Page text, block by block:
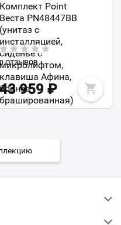
Комплект Point
Веста PN48447BB
(унитаз с
инсталляцией,
сиденье с
микролифтом,
клавиша Афина,
бронза
брашированная)
0 ОТЗЫВОВ
43 959₽